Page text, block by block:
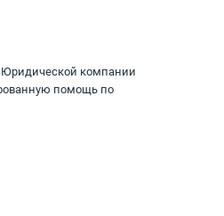
компании
помощь по